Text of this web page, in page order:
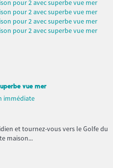
vue mer
immédiate
et tournez-vous vers le Golfe du
maison...